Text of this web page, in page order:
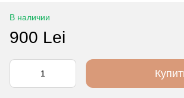
В наличии
900 Lei